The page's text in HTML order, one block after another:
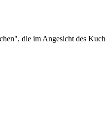
die im Angesicht des